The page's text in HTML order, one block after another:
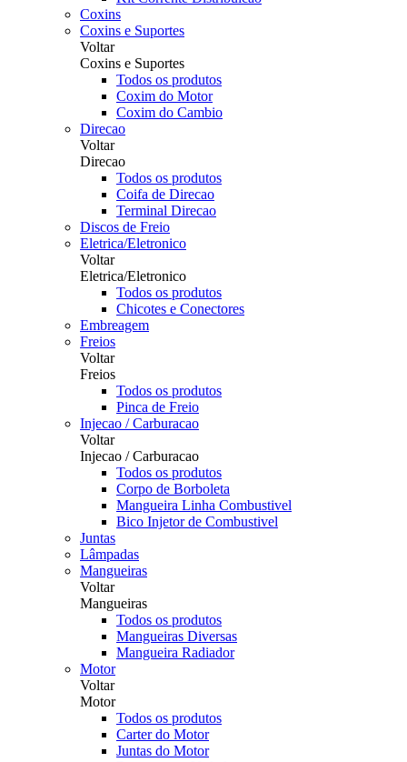
Coxins
Coxins e Suportes
Voltar
Coxins e Suportes
Todos os produtos
Coxim do Motor
Coxim do Cambio
Direcao
Voltar
Direcao
Todos os produtos
Coifa de Direcao
Terminal Direcao
Discos de Freio
Eletrica/Eletronico
Voltar
Eletrica/Eletronico
Todos os produtos
Chicotes e Conectores
Embreagem
Freios
Voltar
Freios
Todos os produtos
Pinca de Freio
Injecao / Carburacao
Voltar
Injecao / Carburacao
Todos os produtos
Corpo de Borboleta
Mangueira Linha Combustivel
Bico Injetor de Combustivel
Juntas
Lâmpadas
Mangueiras
Voltar
Mangueiras
Todos os produtos
Mangueiras Diversas
Mangueira Radiador
Motor
Voltar
Motor
Todos os produtos
Carter do Motor
Juntas do Motor